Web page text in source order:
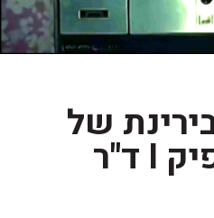
של
ג'לאל תאופיק I ד"ר